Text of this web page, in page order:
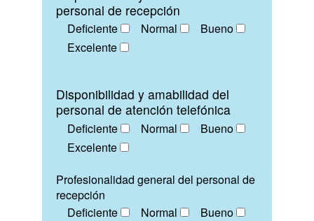
personal de recepción
Deficiente Normal
Bueno
Excelente
Disponibilidad y amabilidad del
personal de atención telefónica
Deficiente Normal
Bueno
Excelente
Profesionalidad general del personal de
recepción
Deficiente
Normal
Bueno